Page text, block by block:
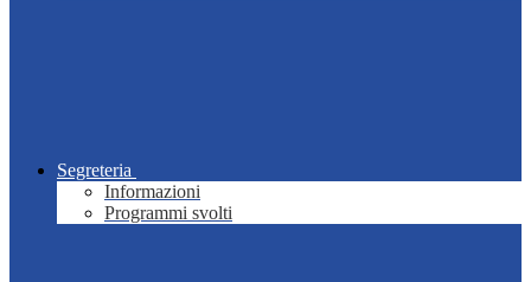
Segreteria
Informazioni
Programmi svolti